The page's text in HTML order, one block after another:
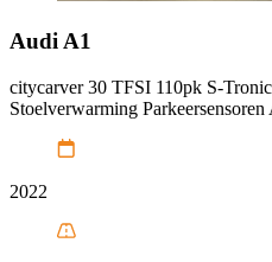
Audi A1
citycarver 30 TFSI 110pk S-
Stoelverwarming
2022